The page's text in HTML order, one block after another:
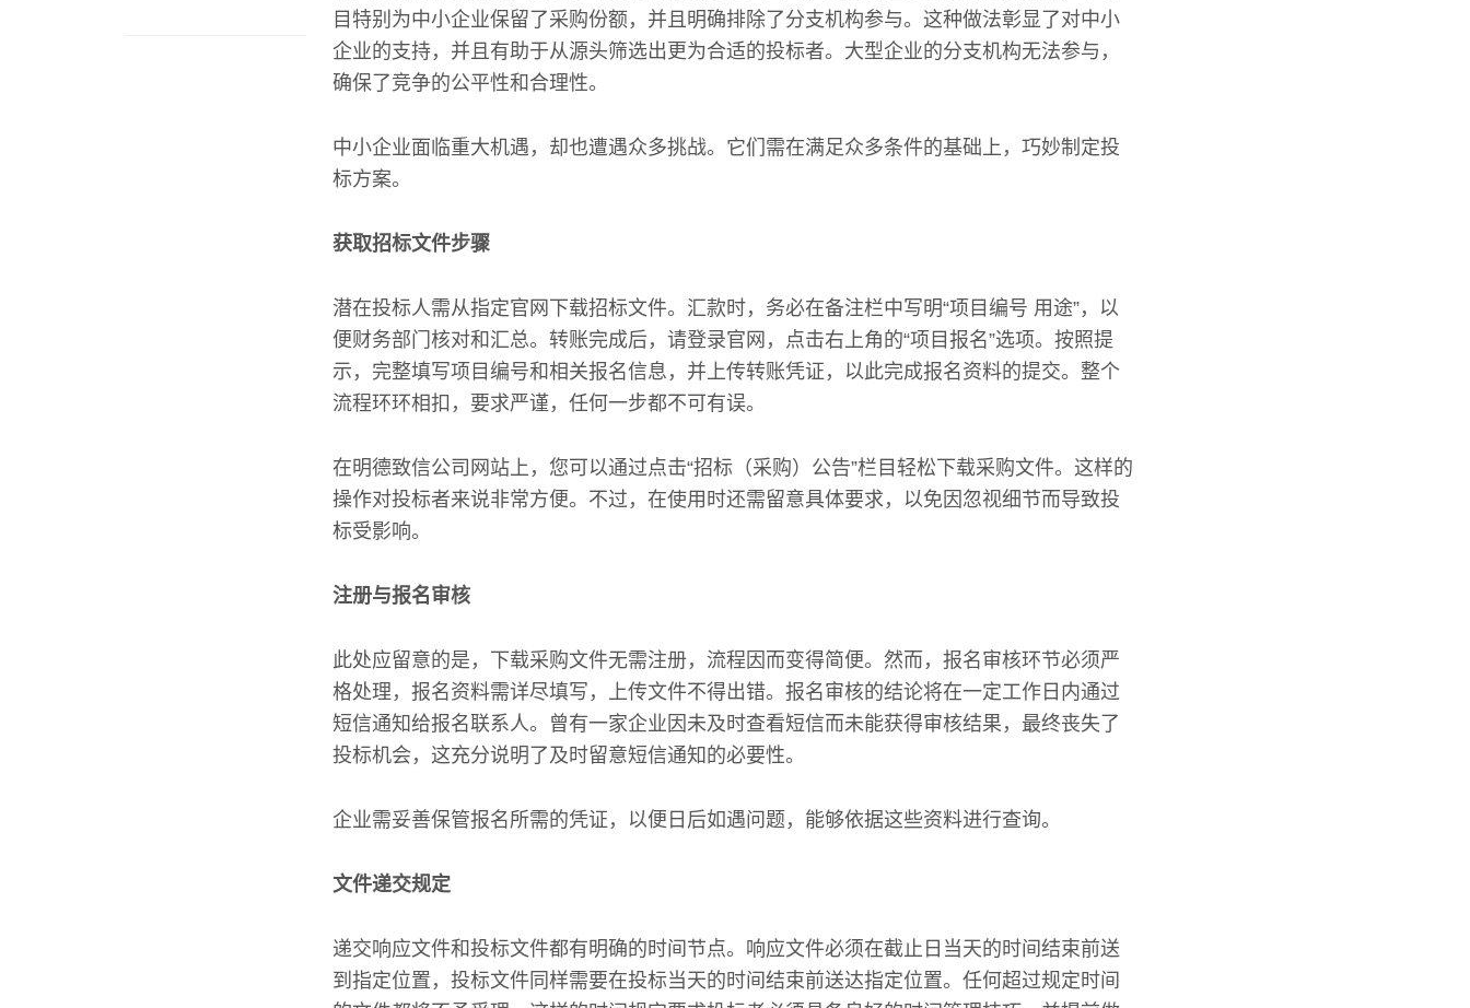
目特别为中小企业保留了采购份额，并且明确排除了分支机构参与。这种做法彰显了对中小
企业的支持，并且有助于从源头筛选出更为合适的投标者。大型企业的分支机构无法参与，
确保了竞争的公平性和合理性。
中小企业面临重大机遇，却也遭遇众多挑战。它们需在满足众多条件的基础上，巧妙制定投
标方案。
获取招标文件步骤
潜在投标人需从指定官网下载招标文件。汇款时，务必在备注栏中写明“项目编号 用途”，以
便财务部门核对和汇总。转账完成后，请登录官网，点击右上角的“项目报名”选项。按照提
示，完整填写项目编号和相关报名信息，并上传转账凭证，以此完成报名资料的提交。整个
流程环环相扣，要求严谨，任何一步都不可有误。
在明德致信公司网站上，您可以通过点击“招标（采购）公告”栏目轻松下载采购文件。这样的
操作对投标者来说非常方便。不过，在使用时还需留意具体要求，以免因忽视细节而导致投
标受影响。
注册与报名审核
此处应留意的是，下载采购文件无需注册，流程因而变得简便。然而，报名审核环节必须严
格处理，报名资料需详尽填写，上传文件不得出错。报名审核的结论将在一定工作日内通过
短信通知给报名联系人。曾有一家企业因未及时查看短信而未能获得审核结果，最终丧失了
投标机会，这充分说明了及时留意短信通知的必要性。
企业需妥善保管报名所需的凭证，以便日后如遇问题，能够依据这些资料进行查询。
文件递交规定
递交响应文件和投标文件都有明确的时间节点。响应文件必须在截止日当天的时间结束前送
到指定位置，投标文件同样需要在投标当天的时间结束前送达指定位置。任何超过规定时间